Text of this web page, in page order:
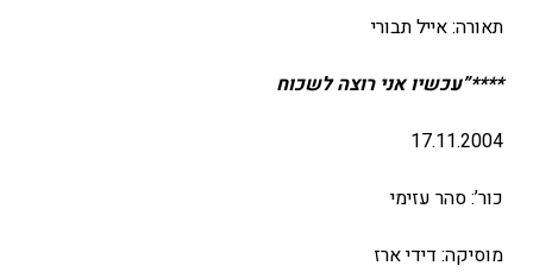
תאורה: אייל תבורי
****”עכשיו אני רוצה לשכוח
17.11.2004
כור’: סהר עזימי
מוסיקה: דידי ארז